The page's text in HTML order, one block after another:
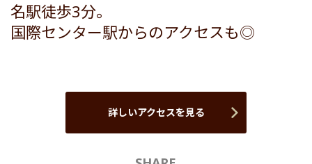
名駅徒歩3分。
国際センター駅からのアクセスも◎
詳しいアクセスを見る